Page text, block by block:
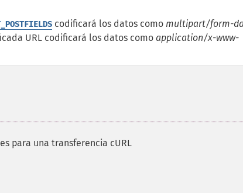
codificará los datos como multipart/form-
URL codificará los datos como application/x-www-
para una transferencia cURL